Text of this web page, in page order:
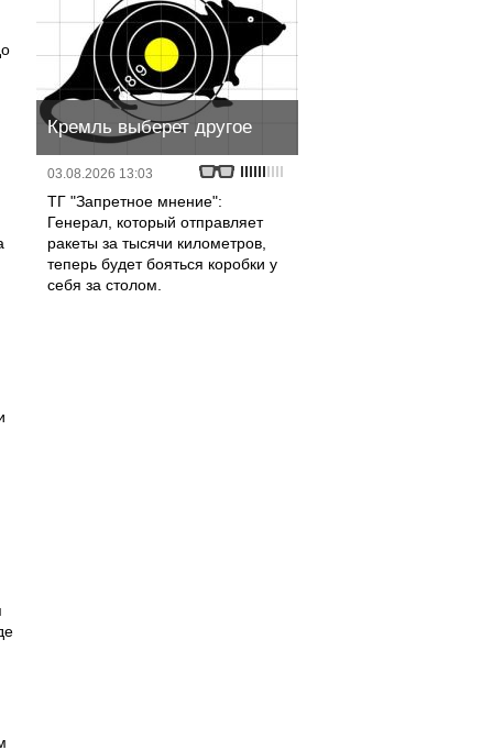
Кремль выберет другое
03.08.2026 13:03
ТГ "Запретное мнение":
Генерал, который отправляет
ракеты за тысячи километров,
теперь будет бояться коробки у
себя за столом.